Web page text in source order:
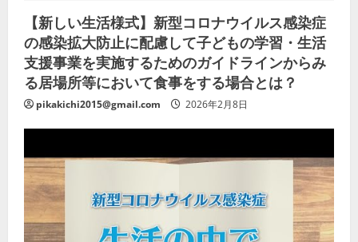
【新しい生活様式】新型コロナウイルス感染症
の感染拡大防止に配慮して子どもの学習・生活
支援事業を実施するためのガイドラインからみ
る居場所等において食事をする場合とは？
pikakichi2015@gmail.com 2026年2月8日